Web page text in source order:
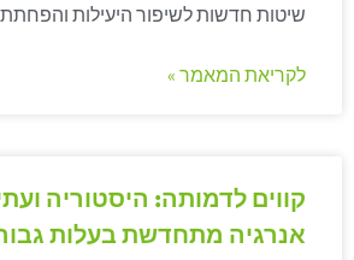
שיטות חדשות לשיפור היעילות
לקריאת המאמר »
קווים לדמותה: היסטוריה
אנרגיה מתחדשת בעלות